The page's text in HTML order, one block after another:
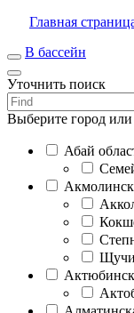
Главная
В бассейн
Уточнить поиск
Выберите город или
Абай